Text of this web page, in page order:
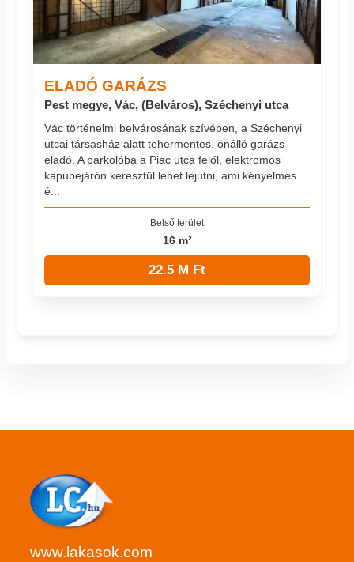
ELADÓ GARÁZS
Pest megye, Vác, (Belváros), Széchenyi utca
Vác történelmi belvárosának szívében, a Széchenyi
utcai társasház alatt tehermentes, önálló garázs
eladó. A parkolóba a Piac utca felől, elektromos
kapubejárón keresztül lehet lejutni, ami kényelmes
é...
Belső terület
16 m²
22.5 M Ft
www.lakasok.com